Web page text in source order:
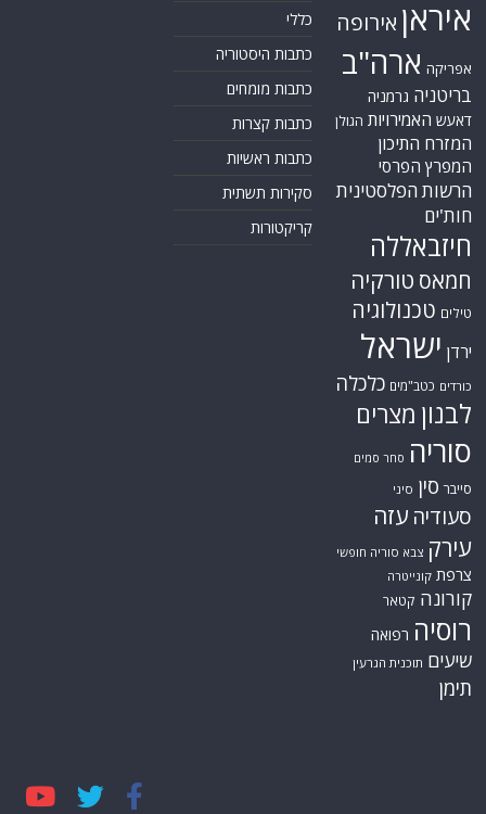
איראן אירופה
אפריקה ארה"ב
בריטניה גרמניה
דאעש האמירויות הגולן
המזרח התיכון
המפרץ הפרסי
הרשות הפלסטינית
חות'ים
חיזבאללה
חמאס טורקיה
טילים טכנולוגיה
ירדן ישראל
כורדים כטב"מים כלכלה
לבנון מצרים
סוריה סחר סמים
סייבר סין סיני
סעודיה עזה
עירק צבא סוריה חופשי
צרפת קונייטרה
קורונה קטאר
רוסיה רפואה
שיעים תוכנית הגרעין
תימן
כללי
כתבות היסטוריה
כתבות מומחים
כתבות קצרות
כתבות ראשיות
סקירות תשתית
קריקטורות